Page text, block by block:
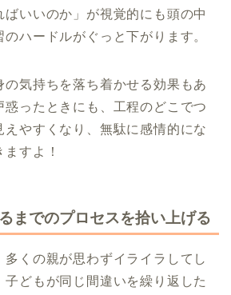
いいのか」が視覚的にも頭の中
ハードルがぐっと下がります。
の気持ちを落ち着かせる効果もあ
惑ったときにも、工程のどこでつ
えやすくなり、無駄に感情的にな
すよ！
までのプロセスを拾い上げる
くの親が思わずイライラしてし
子どもが同じ間違いを繰り返した